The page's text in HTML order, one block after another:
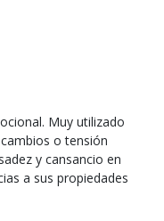
Muy utilizado
o tensión
y cansancio en
a sus propiedades